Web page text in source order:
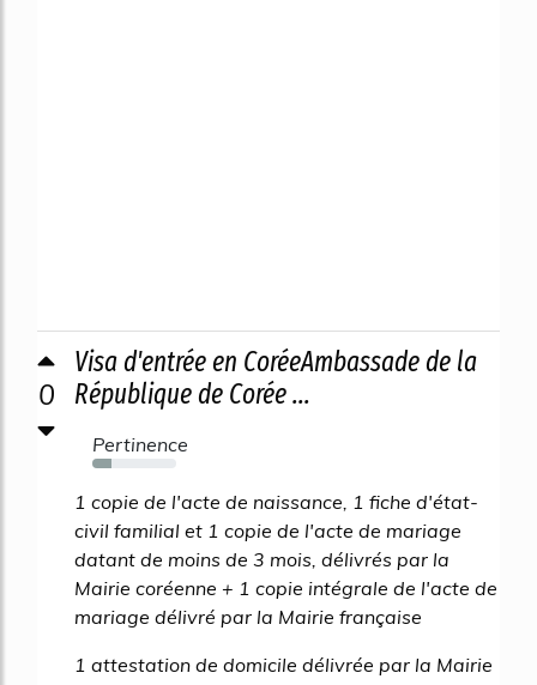
0
Visa d'entrée en CoréeAmbassade de la
République de Corée ...
Pertinence
23%
1 copie de l'acte de naissance, 1 fiche d'état-
civil familial et 1 copie de l'acte de mariage
datant de moins de 3 mois, délivrés par la
Mairie coréenne + 1 copie intégrale de l'acte de
mariage délivré par la Mairie française
1 attestation de domicile délivrée par la Mairie